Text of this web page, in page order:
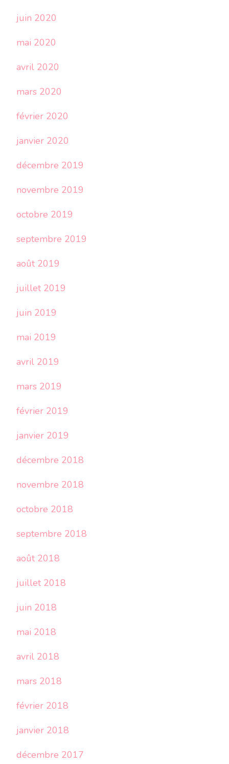
juin 2020
mai 2020
avril 2020
mars 2020
février 2020
janvier 2020
décembre 2019
novembre 2019
octobre 2019
septembre 2019
août 2019
juillet 2019
juin 2019
mai 2019
avril 2019
mars 2019
février 2019
janvier 2019
décembre 2018
novembre 2018
octobre 2018
septembre 2018
août 2018
juillet 2018
juin 2018
mai 2018
avril 2018
mars 2018
février 2018
janvier 2018
décembre 2017